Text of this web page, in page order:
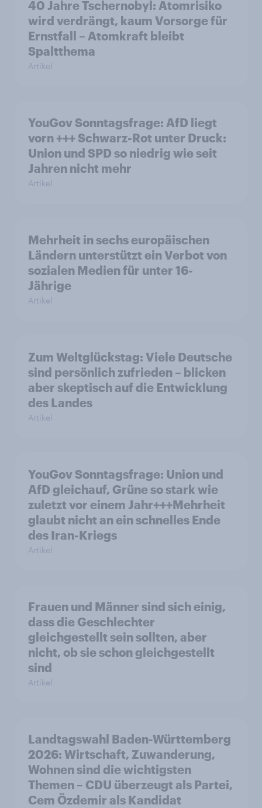
40 Jahre Tschernobyl: Atomrisiko
wird verdrängt, kaum Vorsorge für
Ernstfall – Atomkraft bleibt
Spaltthema
Artikel
YouGov Sonntagsfrage: AfD liegt
vorn +++ Schwarz-Rot unter Druck:
Union und SPD so niedrig wie seit
Jahren nicht mehr
Artikel
Mehrheit in sechs europäischen
Ländern unterstützt ein Verbot von
sozialen Medien für unter 16-
Jährige
Artikel
Zum Weltglückstag: Viele Deutsche
sind persönlich zufrieden – blicken
aber skeptisch auf die Entwicklung
des Landes
Artikel
YouGov Sonntagsfrage: Union und
AfD gleichauf, Grüne so stark wie
zuletzt vor einem Jahr+++Mehrheit
glaubt nicht an ein schnelles Ende
des Iran-Kriegs
Artikel
Frauen und Männer sind sich einig,
dass die Geschlechter
gleichgestellt sein sollten, aber
nicht, ob sie schon gleichgestellt
sind
Artikel
Landtagswahl Baden-Württemberg
2026: Wirtschaft, Zuwanderung,
Wohnen sind die wichtigsten
Themen – CDU überzeugt als Partei,
Cem Özdemir als Kandidat